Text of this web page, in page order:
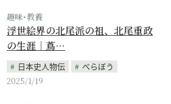
趣味･教養
浮世絵界の北尾派の祖、北尾重政
の生涯｜蔦…
日本史人物伝
べらぼう
2025/1/19